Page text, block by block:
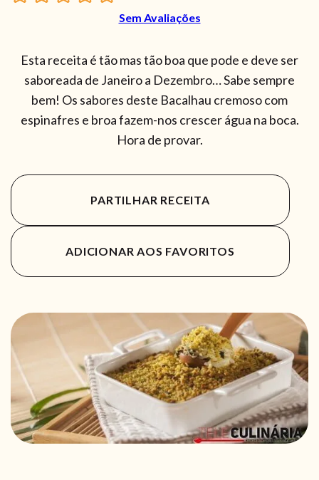
Sem Avaliações
Esta receita é tão mas tão boa que pode e deve ser
saboreada de Janeiro a Dezembro… Sabe sempre
bem! Os sabores deste Bacalhau cremoso com
espinafres e broa fazem-nos crescer água na boca.
Hora de provar.
PARTILHAR RECEITA
ADICIONAR AOS FAVORITOS